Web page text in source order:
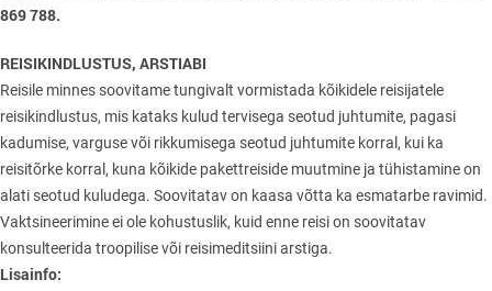
869 788.
REISIKINDLUSTUS, ARSTIABI
Reisile minnes soovitame tungivalt vormistada kõikidele reisijatele
reisikindlustus, mis kataks kulud tervisega seotud juhtumite, pagasi
kadumise, varguse või rikkumisega seotud juhtumite korral, kui ka
reisitõrke korral, kuna kõikide pakettreiside muutmine ja tühistamine on
alati seotud kuludega. Soovitatav on kaasa võtta ka esmatarbe ravimid.
Vaktsineerimine ei ole kohustuslik, kuid enne reisi on soovitatav
konsulteerida troopilise või reisimeditsiini arstiga.
Lisainfo: